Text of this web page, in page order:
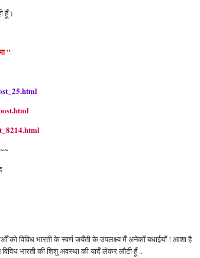
हूँ )
"
विविध भारती के स्‍वर्ण जयँती के उपलक्ष्य मेँ अनेकोँ बधाईयाँ ! आशा है
भारती की शिशु अवस्था की यादेँ लेकर लौटी हूँ ..